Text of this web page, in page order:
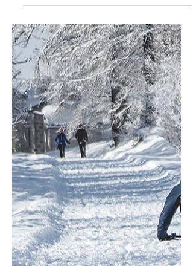
2022-ben jelentette be a Knog a legújabb
keresztelt riasztót és lokátort.